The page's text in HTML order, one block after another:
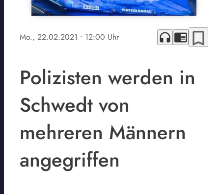
Mo., 22.02.2021 • 12:00 Uhr headphones chrome_reader_mode bookmark_border
Polizisten werden in
Schwedt von
mehreren Männern
angegriffen